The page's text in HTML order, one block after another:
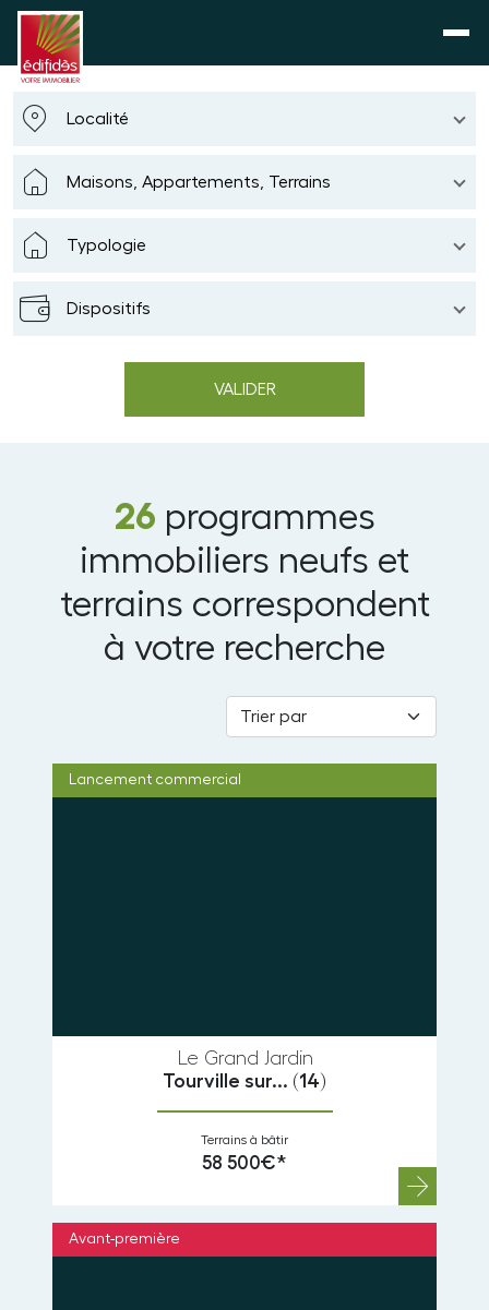
Localité
Maisons, Appartements, Terrains
Typologie
Dispositifs
VALIDER
26 programmes
immobiliers neufs et
terrains correspondent
à votre recherche
Lancement commercial
Le Grand Jardin
Tourville sur... (14)
Terrains à bâtir
58 500€*
Avant-première